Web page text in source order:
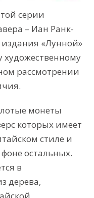
серии
– Иан Ранк-
«Лунной»
художественному
рассмотрении
монеты
которых имеет
стиле и
остальных.
в
дерева,